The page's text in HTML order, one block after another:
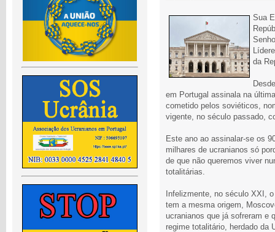
Sua
da
em Portugal assinala na
cometido pelos soviéticos,
vigente, no século passado,
Este ano ao assinalar-se os
milhares de ucranianos só
de que não queremos viver
totalitárias.
Infelizmente, no século XXI,
tem a mesma origem,
ucranianos que já sofreram e
regime totalitário, herdado da